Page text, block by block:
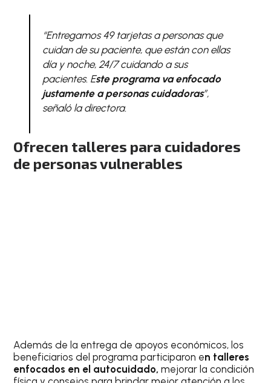
“Entregamos 49 tarjetas a personas que
cuidan de su paciente, que están con ellas
día y noche, 24/7 cuidando a sus
pacientes. Este programa va enfocado
justamente a personas cuidadoras”,
señaló la directora.
Ofrecen talleres para cuidadores
de personas vulnerables
Además de la entrega de apoyos económicos, los
beneficiarios del programa participaron en talleres
enfocados en el autocuidado,mejorar la condición